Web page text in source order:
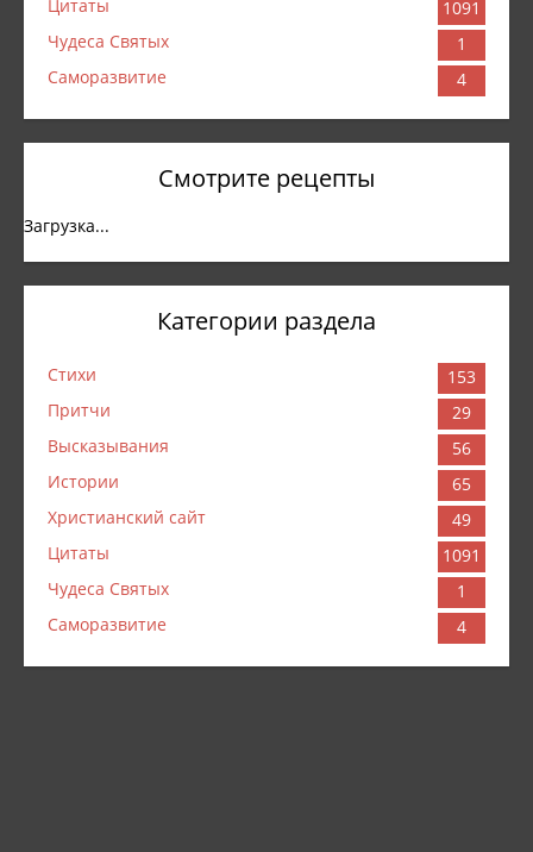
Цитаты
1091
Чудеса Святых
1
Саморазвитие
4
Смотрите рецепты
Загрузка...
Категории раздела
Стихи
153
Притчи
29
Высказывания
56
Истории
65
Христианский сайт
49
Цитаты
1091
Чудеса Святых
1
Саморазвитие
4